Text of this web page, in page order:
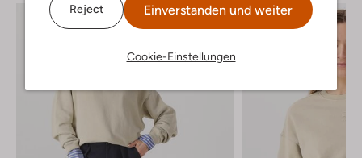
Reject Einverstanden und weiter
Cookie-Einstellungen